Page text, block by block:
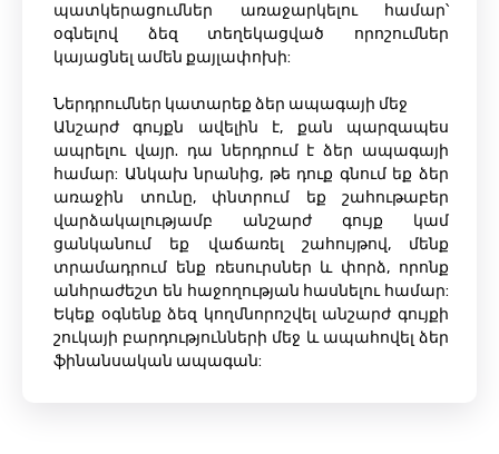
պատկերացումներ առաջարկելու համար՝
օգնելով ձեզ տեղեկացված որոշումներ
կայացնել ամեն քայլափոխի:
Ներդրումներ կատարեք ձեր ապագայի մեջ
Անշարժ գույքն ավելին է, քան պարզապես
ապրելու վայր. դա ներդրում է ձեր ապագայի
համար: Անկախ նրանից, թե դուք գնում եք ձեր
առաջին տունը, փնտրում եք շահութաբեր
վարձակալությամբ անշարժ գույք կամ
ցանկանում եք վաճառել շահույթով, մենք
տրամադրում ենք ռեսուրսներ և փորձ, որոնք
անհրաժեշտ են հաջողության հասնելու համար:
Եկեք օգնենք ձեզ կողմնորոշվել անշարժ գույքի
շուկայի բարդությունների մեջ և ապահովել ձեր
ֆինանսական ապագան: